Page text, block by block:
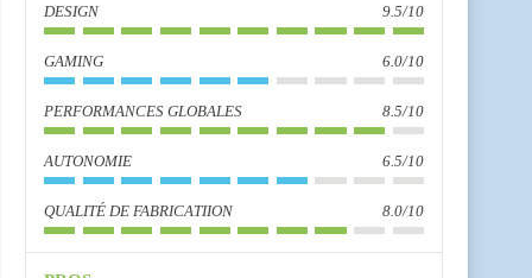
DESIGN 9.5/10
GAMING 6.0/10
PERFORMANCES GLOBALES 8.5/10
AUTONOMIE 6.5/10
QUALITÉ DE FABRICATIION 8.0/10